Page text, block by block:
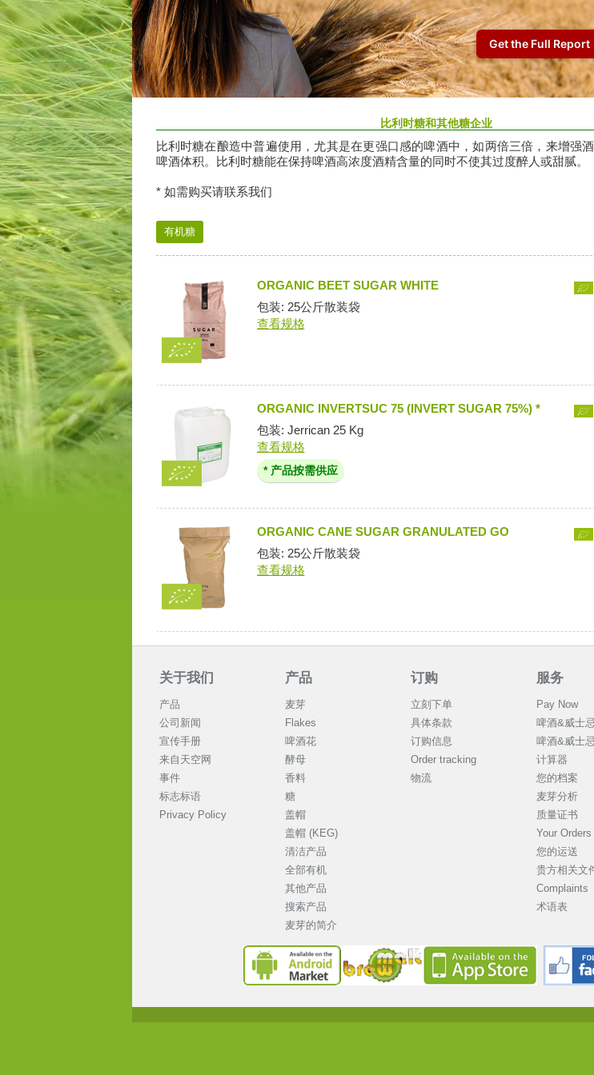
比利时糖和其他糖企业
比利时糖在酿造中普遍使用，尤其是在更强口感的啤酒中，如两倍三倍，来增强
啤酒体积。比利时糖能在保持啤酒高浓度酒精含量的同时不使其过度醉人或甜腻。
* 如需购买请联系我们
有机糖
ORGANIC BEET SUGAR WHITE
包装: 25公斤散装袋
查看规格
ORGANIC INVERTSUC 75 (INVERT SUGAR 75%) *
包装: Jerrican 25 Kg
查看规格
* 产品按需供应
ORGANIC CANE SUGAR GRANULATED GO
包装: 25公斤散装袋
查看规格
关于我们
产品
公司新闻
宣传手册
来自天空网
事件
标志标语
Privacy Policy
产品
麦芽
Flakes
啤酒花
酵母
香料
糖
盖帽
盖帽 (KEG)
清洁产品
全部有机
其他产品
搜索产品
麦芽的简介
订购
立刻下单
具体条款
订购信息
Order tracking
物流
服务
Pay Now
啤酒&威士
啤酒&威士
计算器
您的档案
麦芽分析
质量证书
Your Orders
您的运送
贵方相关文
Complaints
术语表